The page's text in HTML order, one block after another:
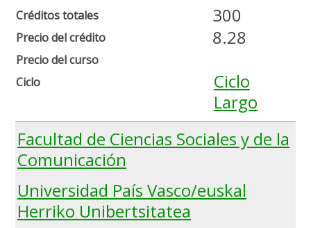
Créditos totales
Precio del crédito
Precio del curso
Ciclo
300
8.28
Ciclo
Largo
Facultad de Ciencias Sociales y de la
Comunicación
Universidad País Vasco/euskal
Herriko Unibertsitatea